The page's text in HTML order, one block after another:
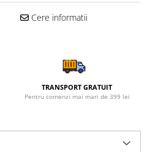
Cere informatii
TRANSPORT GRATUIT
Pentru comenzi mai mari de 399 lei